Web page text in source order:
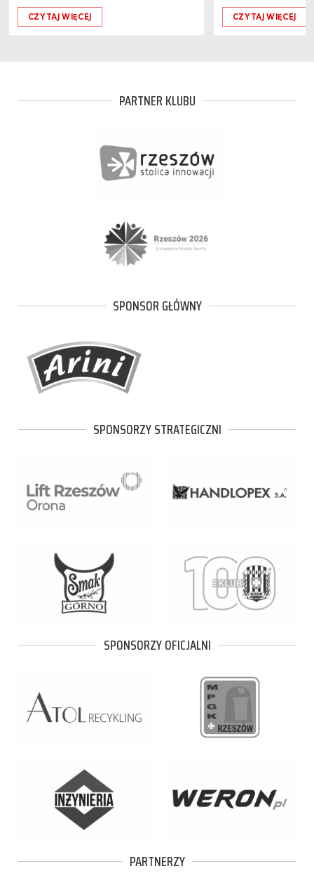
CZYTAJ WIĘCEJ CZYTAJ WIĘCEJ
PARTNER KLUBU
SPONSOR GŁÓWNY
SPONSORZY STRATEGICZNI
SPONSORZY OFICJALNI
PARTNERZY